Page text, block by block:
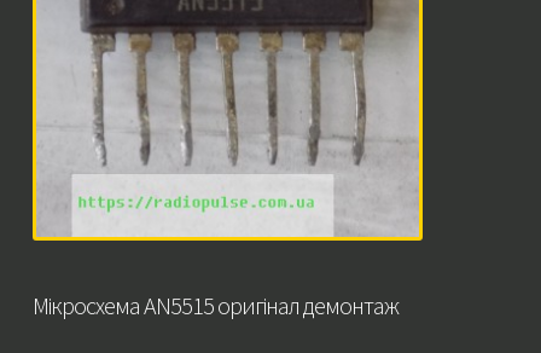
Мікросхема AN5515 оригінал демонтаж